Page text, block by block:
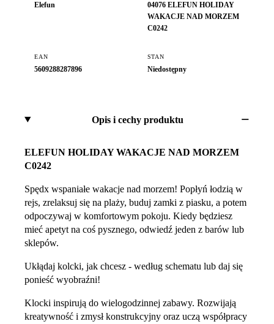
Elefun
04076 ELEFUN HOLIDAY
WAKACJE NAD MORZEM
C0242
EAN
5609288287896
STAN
Niedostępny
Opis i cechy produktu
ELEFUN HOLIDAY WAKACJE NAD MORZEM
C0242
Spędx wspaniałe wakacje nad morzem! Popłyń łodzią w
rejs, zrelaksuj się na plaży, buduj zamki z piasku, a potem
odpoczywaj w komfortowym pokoju. Kiedy będziesz
mieć apetyt na coś pysznego, odwiedź jeden z barów lub
sklepów.
Ukłądaj kolcki, jak chcesz - według schematu lub daj się
ponieść wyobraźni!
Klocki inspirują do wielogodzinnej zabawy. Rozwijają
kreatywność i zmysł konstrukcyjny oraz uczą współpracy